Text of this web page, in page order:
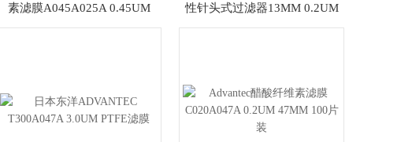
素滤膜A045A025A 0.45UM
性针头式过滤器13MM 0.2UM